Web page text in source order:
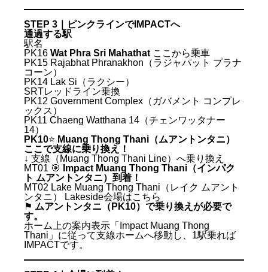
STEP 3｜ピンクラインでIMPACTへ
通過する駅
駅名
PK16 Wat Phra Sri Mahathat ここから乗車
PK15 Rajabhat Phranakhon（ラジャパット プラナ
コーン）
PK14 Lak Si（ラクシー）
SRTレッドライン乗換
PK12 Government Complex（ガバメント コンプレ
ックス）
PK11 Chaeng Watthana 14（チェンワッタナー
14）
PK10⭐ Muang Thong Thani（ムアントンタニ）
ここで支線に乗り換え！
↓ 支線（Muang Thong Thani Line）へ乗り換え
MT01 🎯
Impact Muang Thong Thani（インパク
ト ムアントンタニ）到着！
MT02 Lake Muang Thong Thani（レイク ムアント
ンタニ） Lakeside会場はこちら
⚑ ムアントンタニ（PK10）で乗り換えが必要で
す。
ホーム上の案内表示「Impact Muang Thong
Thani」に従って支線ホームへ移動し、1駅乗れば
IMPACTです。